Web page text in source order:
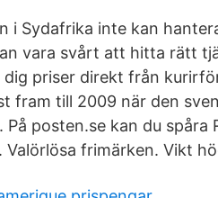
i Sydafrika inte kan
vara svårt att hitta rätt
priser direkt från
fram till 2009 när den
På posten.se kan du
Valörlösa frimärken. Vikt